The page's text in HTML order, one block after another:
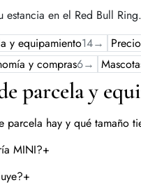
estancia en el Red Bull Ring.
y equipamiento14→
y compras6→
parcela y
parcela hay y qué tamaño
MINI?+
+